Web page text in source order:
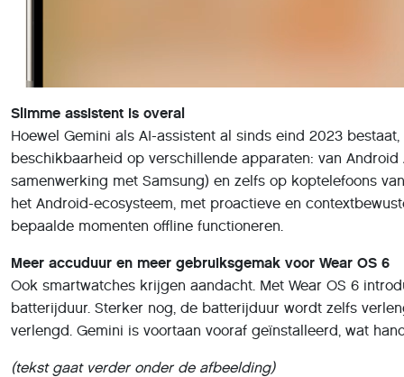
Slimme assistent is overal
Hoewel Gemini als AI-assistent al sinds eind 2023
beschikbaarheid op verschillende apparaten: van Android
samenwerking met Samsung) en zelfs op koptelefoons
het Android-ecosysteem, met proactieve en
bepaalde momenten offline functioneren.
Meer accuduur en meer gebruiksgemak voor Wear OS 6
Ook smartwatches krijgen aandacht. Met Wear OS 6
batterijduur. Sterker nog, de batterijduur wordt zelfs
verlengd. Gemini is voortaan vooraf geïnstalleerd, wat
(tekst gaat verder onder de afbeelding)